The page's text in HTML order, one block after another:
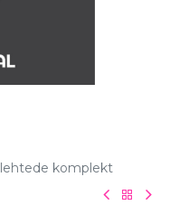
komplekt